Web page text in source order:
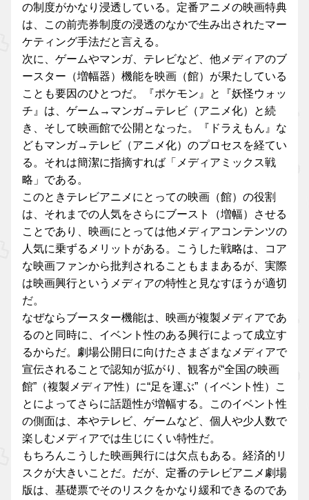
の制度がかなり浸透している。定番アニメの映画特典
は、この前売券制度の浸透のなかで生み出されたマー
ケティング手法だと言える。
次に、ゲームやマンガ、テレビなど、他メディアのブ
ースター（増幅器）機能を映画（館）が果たしている
ことも要因のひとつだ。『ポケモン』と『妖怪ウォッ
チ』は、ゲーム→マンガ→テレビ（アニメ化）と続
き、そして映画館で公開となった。『ドラえもん』な
どもマンガ→テレビ（アニメ化）のプロセスを経てい
る。それは簡潔に指摘すれば「メディアミックス戦
略」である。
このときテレビアニメにとっての映画（館）の役割
は、それまでの人気をさらにブースト（増幅）させる
ことであり、映画にとっては他メディアコンテンツの
人気に乗ずるメリットがある。こうした戦略は、コア
な映画ファンから批判されることもままあるが、実際
は映画興行というメディアの特性と見なすほうが適切
だ。
なぜならブースター機能は、映画が複製メディアであ
るのと同時に、イベント性のある興行によって成立す
るからだ。劇場公開日に向けたさまざまなメディアで
宣伝されることで認知が拡がり、観客が“全国の映画
館”（複製メディア性）に“足を運ぶ”（イベント性）こ
とによってさらに話題性が増幅する。このイベント性
の側面は、本やテレビ、ゲームなど、個人や少人数で
楽しむメディアでは生じにくい特性だ。
もちろんこうした映画興行には欠点もある。経済的リ
スクが大きいことだ。だが、定番のテレビアニメ劇場
版は、基礎票でそのリスクをかなり緩和できるのであ